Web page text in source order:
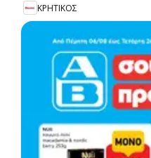
ΚΡΗΤΙΚΟΣ